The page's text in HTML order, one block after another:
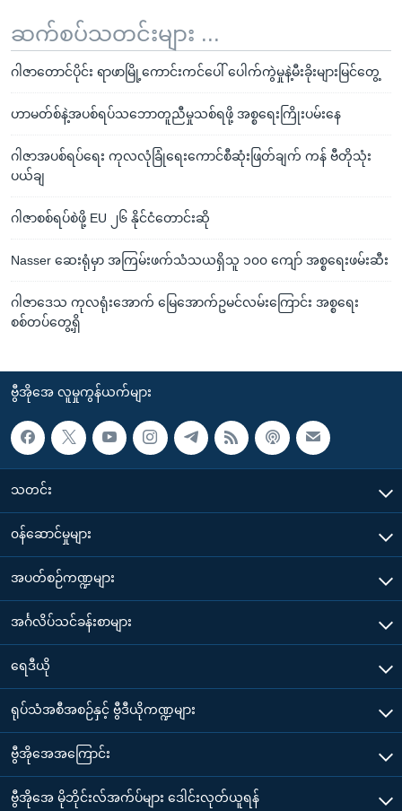
ဆက်စပ်သတင်းများ ...
ဂါဇာတောင်ပိုင်း ရာဖာမြို့ကောင်းကင်ပေါ် ပေါက်ကွဲမှုနဲ့မီးခိုးများမြင်တွေ့
ဟာမတ်စ်နဲ့အပစ်ရပ်သဘောတူညီမှုသစ်ရဖို့ အစ္စရေးကြိုးပမ်းနေ
ဂါဇာအပစ်ရပ်ရေး ကုလလုံခြုံရေးကောင်စီဆုံးဖြတ်ချက် ကန် ဗီတိုသုံး
ပယ်ချ
ဂါဇာစစ်ရပ်စဲဖို့ EU ၂၆ နိုင်ငံတောင်းဆို
Nasser ဆေးရုံမှာ အကြမ်းဖက်သံသယရှိသူ ၁၀၀ ကျော် အစ္စရေးဖမ်းဆီး
ဂါဇာဒေသ ကုလရုံးအောက် မြေအောက်ဥမင်လမ်းကြောင်း အစ္စရေး
စစ်တပ်တွေ့ရှိ
ဗွီအိုအေ လူမှုကွန်ယက်များ
သတင်း
၀န်ဆောင်မှုများ
အပတ်စဉ်ကဏ္ဍများ
အင်္ဂလိပ်သင်ခန်းစာများ
ရေဒီယို
ရုပ်သံအစီအစဉ်နှင့် ဗွီဒီယိုကဏ္ဍများ
ဗွီအိုအေအကြောင်း
ဗွီအိုအေ မိုဘိုင်းလ်အက်ပ်များ ဒေါင်းလုတ်ယူရန်